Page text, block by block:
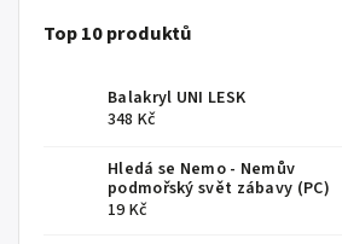
Top 10 produktů
Balakryl UNI LESK
348 Kč
Hledá se Nemo - Nemův
podmořský svět zábavy (PC)
19 Kč